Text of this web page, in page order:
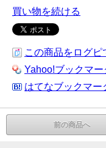
買い物を続ける
この商品をログピ
Yahoo!ブックマー
はてなブックマー
前の商品へ